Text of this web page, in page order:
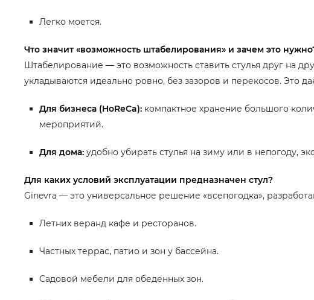
Легко моется.
Что значит «возможность штабелирования» и зачем это
Штабелирование — это возможность ставить стулья друг на
укладываются идеально ровно, без зазоров и перекосов. Это
Для бизнеса (HoReCa): компактное хранение большого
мероприятий.
Для дома: удобно убирать стулья на зиму или в непогоду,
Для каких условий эксплуатации предназначен стул?
Ginevra — это универсальное решение «всепогодка»,
Летних веранд кафе и ресторанов.
Частных террас, патио и зон у бассейна.
Садовой мебели для обеденных зон.